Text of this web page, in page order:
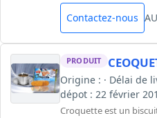
Contactez-nous
PRODUIT
Origine : · Délai de
dépot : 22 février
Croquette est un